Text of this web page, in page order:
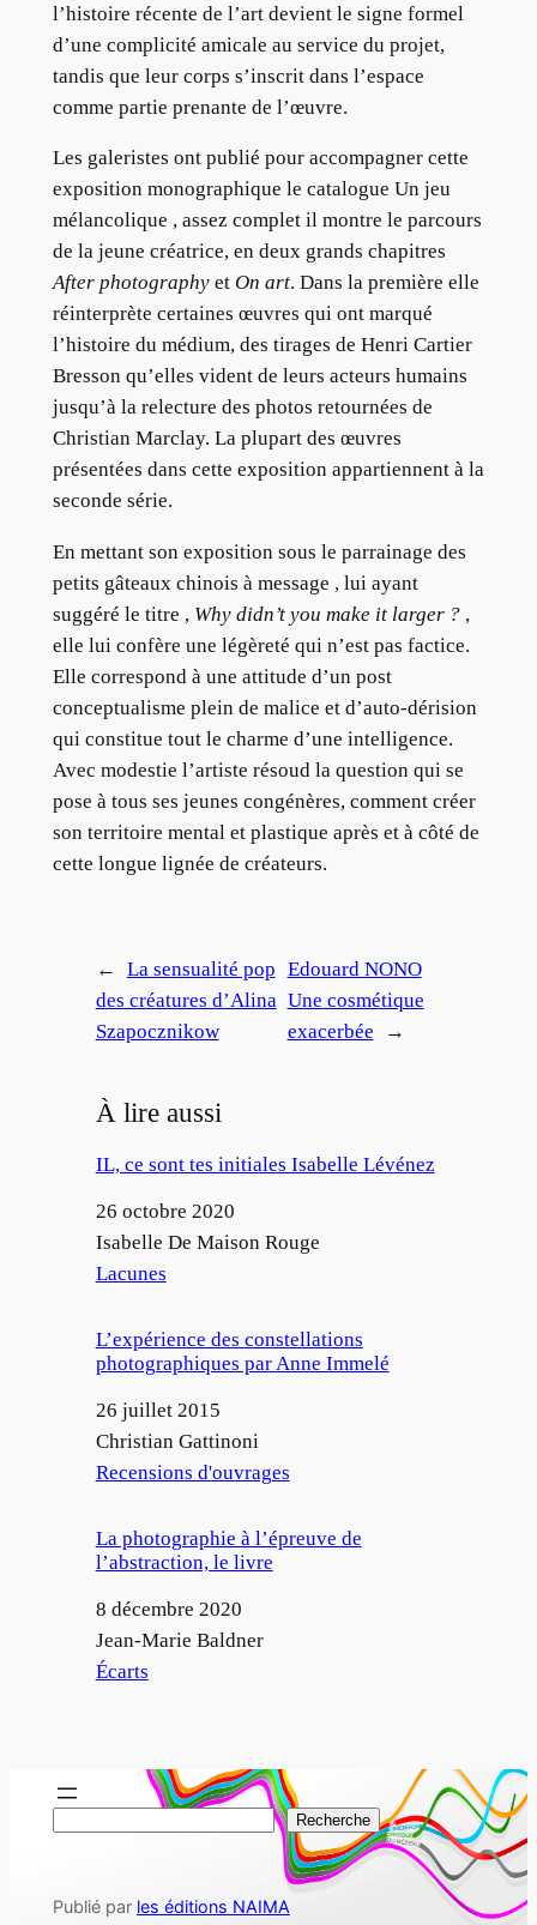
l’histoire récente de l’art devient le signe formel
d’une complicité amicale au service du projet,
tandis que leur corps s’inscrit dans l’espace
comme partie prenante de l’œuvre.
Les galeristes ont publié pour accompagner cette
exposition monographique le catalogue Un jeu
mélancolique , assez complet il montre le parcours
de la jeune créatrice, en deux grands chapitres
After photographyet On art. Dans la première elle
réinterprète certaines œuvres qui ont marqué
l’histoire du médium, des tirages de Henri Cartier
Bresson qu’elles vident de leurs acteurs humains
jusqu’à la relecture des photos retournées de
Christian Marclay. La plupart des œuvres
présentées dans cette exposition appartiennent à la
seconde série.
En mettant son exposition sous le parrainage des
petits gâteaux chinois à message , lui ayant
suggéré le titre , Why didn’t you make it larger ?,
elle lui confère une légèreté qui n’est pas factice.
Elle correspond à une attitude d’un post
conceptualisme plein de malice et d’auto-dérision
qui constitue tout le charme d’une intelligence.
Avec modestie l’artiste résoud la question qui se
pose à tous ses jeunes congénères, comment créer
son territoire mental et plastique après et à côté de
cette longue lignée de créateurs.
←
La sensualité pop
des créatures d’Alina
Szapocznikow
Edouard NONO
Une cosmétique
exacerbée
→
À lire aussi
IL, ce sont tes initiales Isabelle Lévénez
Date
26 octobre 2020
Auteur
Isabelle De Maison Rouge
Par rapport à
Lacunes
L’expérience des constellations
photographiques par Anne Immelé
Date
26 juillet 2015
Auteur
Christian Gattinoni
Par rapport à
Recensions d'ouvrages
La photographie à l’épreuve de
l’abstraction, le livre
Date
8 décembre 2020
Auteur
Jean-Marie Baldner
Par rapport à
Écarts
h
Recherche
Publié par les éditions NAIMA